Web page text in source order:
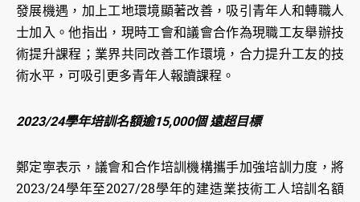
發展機遇，加上工地環境顯著改善，吸引青年人和轉職人
士加入。他指出，現時工會和議會合作為現職工友舉辦技
術提升課程；業界共同改善工作環境，合力提升工友的技
術水平，可吸引更多青年人報讀課程。
2023/24學年培訓名額逾15,000個 遠超目標
鄭定寕表示，議會和合作培訓機構攜手加強培訓力度，將
2023/24學年至2027/28學年的建造業技術工人培訓名額